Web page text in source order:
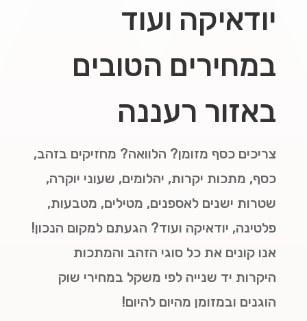
יודאיקה ועוד
במחירים הטובים
באזור רעננה
צריכים כסף מזומן? הלוואה? מחזיקים בזהב,
כסף, מתכות יקרות, יהלומים, שעוני יוקרה,
שטרות ישנים לאספנים, מטילים, מטבעות,
פלטינה, יודאיקה ועוד? הגעתם למקום הנכון!
אנו קונים את כל סוגי הזהב והמתכות
היקרות יד שנייה לפי משקל במחירי שוק
הוגנים ובמזומן מהיום להיום!